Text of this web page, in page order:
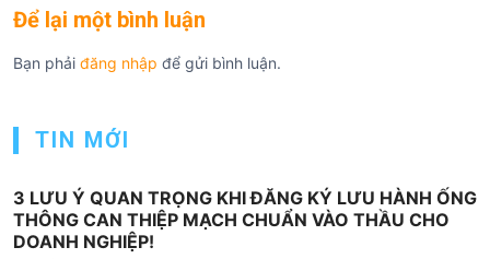
g
b
v
ế
t
Để lại một bình luận
Bạn phải đăng nhập để gửi bình luận.
TIN MỚI
3 LƯU Ý QUAN TRỌNG KHI ĐĂNG KÝ LƯU HÀNH ỐNG
THÔNG CAN THIỆP MẠCH CHUẨN VÀO THẦU CHO
DOANH NGHIỆP!